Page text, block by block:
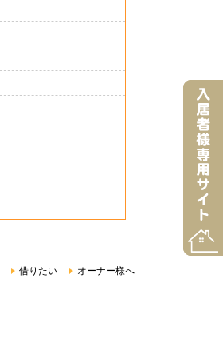
借りたい
オーナー様へ